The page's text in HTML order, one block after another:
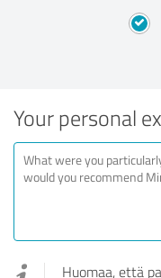
Your personal
Huomaa, että